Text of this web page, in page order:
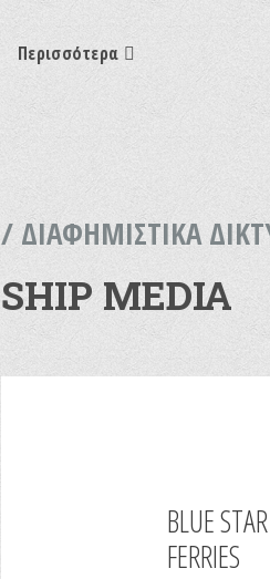
Περισσότερα
/ ΔΙΑΦΗΜΙΣΤΙΚΑ
SHIP MEDIA
BLUE STAR
FERRIES